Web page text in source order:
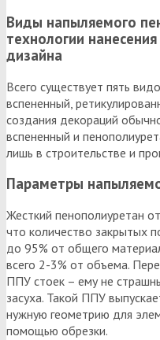
Виды напыляемого
технологии
дизайна
Всего существует пять
вспененный,
создания декораций
вспененный и
лишь в строительстве и
Параметры
Жесткий пенополиуретан
что количество закрытых
до 95% от общего
всего 2-3% от объема.
ППУ стоек – ему не
засуха. Такой ППУ
нужную геометрию для
помощью обрезки.